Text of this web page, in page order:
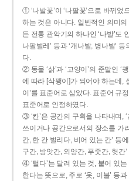
① ‘나발꽃’이 ‘나팔꽃’으로 바뀌었
하는 것은 아니다. 일반적인 의미의
든 전통 관악기의 하나인 ‘나발’도
나팔벌레’ 등과 ‘개나발, 병나발’
다.
② 동물 ‘삵’과 ‘고양이’의 준말인 ‘
에 따라 [삭꽹이]가 되어야 하는데,
이’를 표준어로 삼았다. 표준어 규
표준어로 인정하였다.
③ ‘칸’은 공간의 구획을 나타내며,
쓰이거나 공간으로서의 장소를 가
칸, 한 칸 벌리다, 비어 있는 칸’ 등
구간, 방앗간, 외양간, 푸줏간, 헛간’
④ ‘털다’는 달려 있는 것, 붙어 있
한다는 뜻으로, 주로 ‘옷, 이불’ 등